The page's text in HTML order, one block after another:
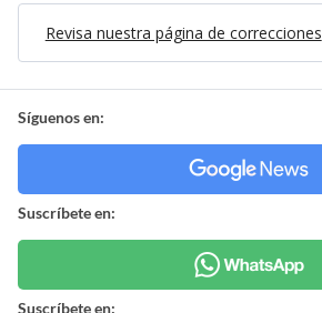
Revisa nuestra página de correcciones
Síguenos en:
Suscríbete en:
Suscríbete en: